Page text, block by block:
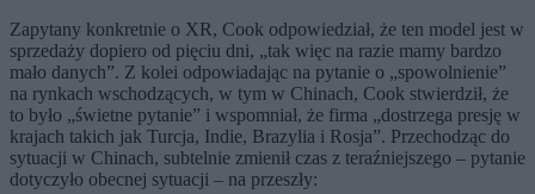
Zapytany konkretnie o XR, Cook odpowiedział, że ten model jest w
sprzedaży dopiero od pięciu dni, „tak więc na razie mamy bardzo
mało danych”. Z kolei odpowiadając na pytanie o „spowolnienie”
na rynkach wschodzących, w tym w Chinach, Cook stwierdził, że
to było „świetne pytanie” i wspomniał, że firma „dostrzega presję w
krajach takich jak Turcja, Indie, Brazylia i Rosja”. Przechodząc do
sytuacji w Chinach, subtelnie zmienił czas z teraźniejszego – pytanie
dotyczyło obecnej sytuacji – na przeszły: